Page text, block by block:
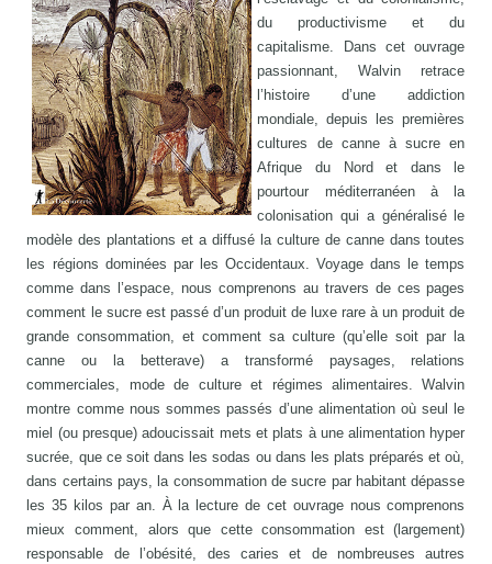
du productivisme et du
capitalisme. Dans cet ouvrage
passionnant, Walvin retrace
l’histoire d’une addiction
mondiale, depuis les premières
cultures de canne à sucre en
Afrique du Nord et dans le
pourtour méditerranéen à la
colonisation qui a généralisé le
modèle des plantations et a diffusé la culture de canne dans toutes
les régions dominées par les Occidentaux. Voyage dans le temps
comme dans l’espace, nous comprenons au travers de ces pages
comment le sucre est passé d’un produit de luxe rare à un produit de
grande consommation, et comment sa culture (qu’elle soit par la
canne ou la betterave) a transformé paysages, relations
commerciales, mode de culture et régimes alimentaires. Walvin
montre comme nous sommes passés d’une alimentation où seul le
miel (ou presque) adoucissait mets et plats à une alimentation hyper
sucrée, que ce soit dans les sodas ou dans les plats préparés et où,
dans certains pays, la consommation de sucre par habitant dépasse
les 35 kilos par an. À la lecture de cet ouvrage nous comprenons
mieux comment, alors que cette consommation est (largement)
responsable de l’obésité, des caries et de nombreuses autres